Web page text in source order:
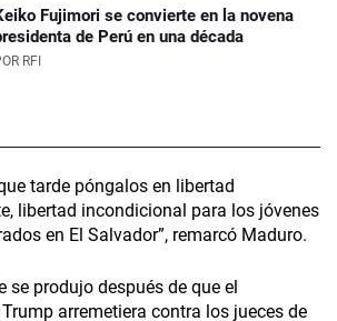
Fujimori se convierte en la novena
de Perú en una década
RFI
tarde póngalos en libertad
libertad incondicional para los jóvenes
en El Salvador”, remarcó Maduro.
se produjo después de que el
arremetiera contra los jueces de